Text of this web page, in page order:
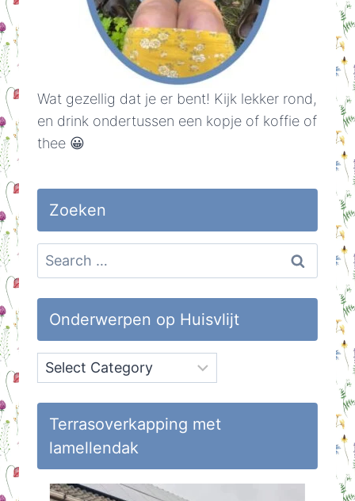
Wat gezellig dat je er bent! Kijk lekker rond,
en drink ondertussen een kopje of koffie of
thee 😀
Zoeken
Search
for:
Onderwerpen op Huisvlijt
Onderwerpen
op
Huisvlijt
Terrasoverkapping met
lamellendak